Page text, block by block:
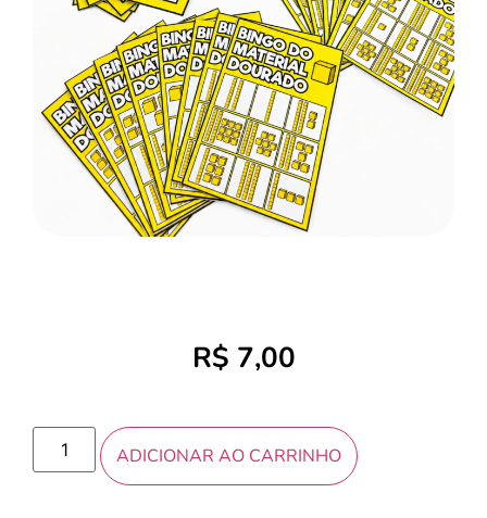
R$ 7,00
ADICIONAR AO CARRINHO